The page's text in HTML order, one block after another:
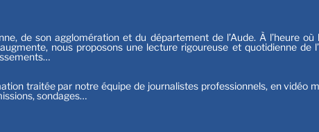
de son agglomération et du département de l’Aude. À l’heure où
nous proposons une lecture rigoureuse et quotidienne de
traitée par notre équipe de journalistes professionnels, en vidéo
sondages…